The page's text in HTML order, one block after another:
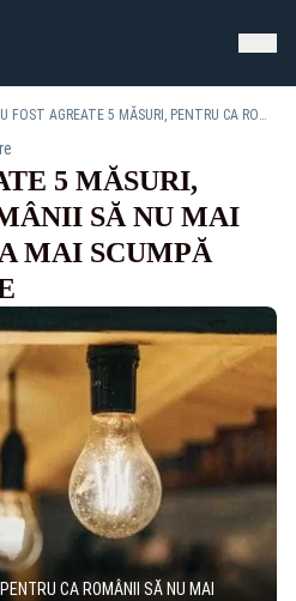
AU FOST AGREATE 5 MĂSURI, PENTRU CA ROMÂNII SĂ NU MAI PLĂTEASCĂ CEA MAI SCUMPĂ ENERGIE DIN UE
5 MĂSURI,
SĂ NU MAI
MAI SCUMPĂ
CA ROMÂNII SĂ NU MAI